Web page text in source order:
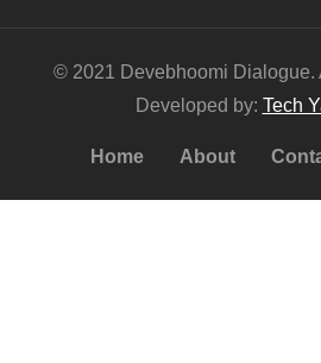
© 2021 Devebhoomi Dialogue.
Developed by: Tech
Home About